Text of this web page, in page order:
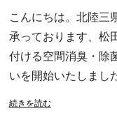
こんにちは。北陸三
承っております、松
付ける空間消臭・除
いを開始いたしまし
続きを読む